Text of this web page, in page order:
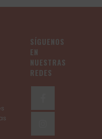
SÍGUENOS
EN
NUESTRAS
REDES